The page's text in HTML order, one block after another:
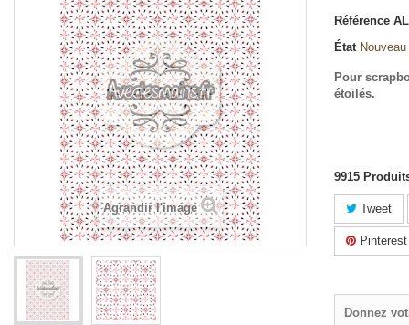
Agrandir l'image
Référence
État Nouveau
Pour
étoilés.
9915
Tweet
Pinterest
Donnez